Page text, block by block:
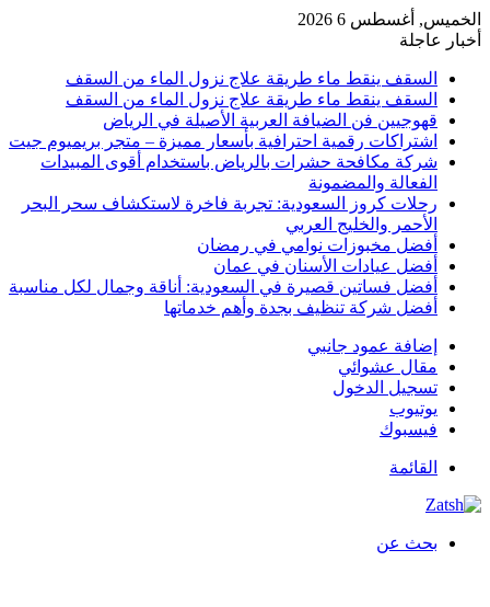
الخميس, أغسطس 6 2026
أخبار عاجلة
السقف ينقط ماء طريقة علاج نزول الماء من السقف
السقف ينقط ماء طريقة علاج نزول الماء من السقف
قهوجيين فن الضيافة العربية الأصيلة في الرياض
اشتراكات رقمية احترافية بأسعار مميزة – متجر بريميوم جيت
شركة مكافحة حشرات بالرياض باستخدام أقوى المبيدات
الفعالة والمضمونة
رحلات كروز السعودية: تجربة فاخرة لاستكشاف سحر البحر
الأحمر والخليج العربي
أفضل مخبوزات نوامي في رمضان
أفضل عيادات الأسنان في عمان
أفضل فساتين قصيرة في السعودية: أناقة وجمال لكل مناسبة
أفضل شركة تنظيف بجدة وأهم خدماتها
إضافة عمود جانبي
مقال عشوائي
تسجيل الدخول
يوتيوب
فيسبوك
القائمة
بحث عن